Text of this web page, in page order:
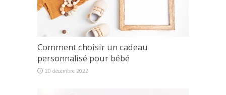
Comment choisir un cadeau
personnalisé pour bébé
20 décembre 2022